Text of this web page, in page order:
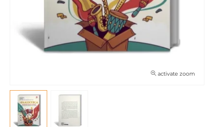
activate zoom